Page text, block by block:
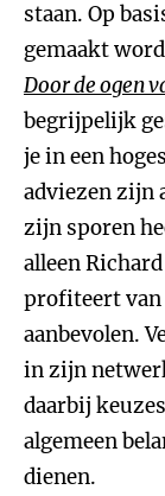
staan. Op
gemaakt
Door de ogen
begrijpelijk
je in een
adviezen zijn
zijn sporen
alleen
profiteert van
aanbevolen.
in zijn
daarbij
algemeen
dienen.